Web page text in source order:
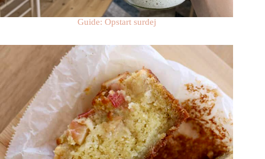
Guide: Opstart surdej